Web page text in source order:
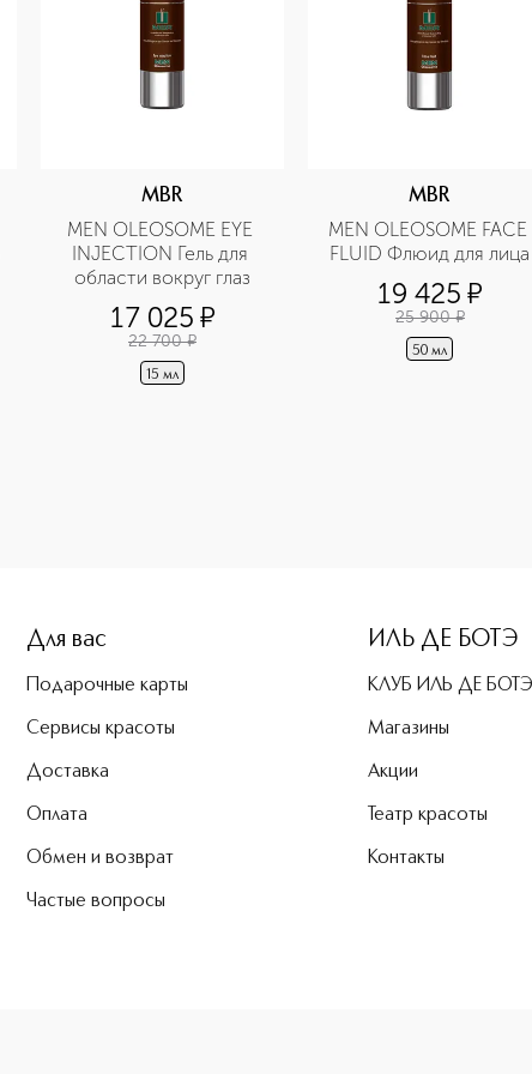
MBR
MEN OLEOSOME EYE
INJECTION Гель для
области вокруг глаз
17 025 ¤
22 700 ¤
15 мл
MBR
MEN OLEOSOME FACE
FLUID Флюид для лица
19 425 ¤
25 900 ¤
50 мл
Для вас
Подарочные карты
Сервисы красоты
Доставка
Оплата
Обмен и возврат
Частые вопросы
ИЛЬ ДЕ БОТЭ
КЛУБ ИЛЬ ДЕ БОТЭ
Магазины
Акции
Театр красоты
Контакты